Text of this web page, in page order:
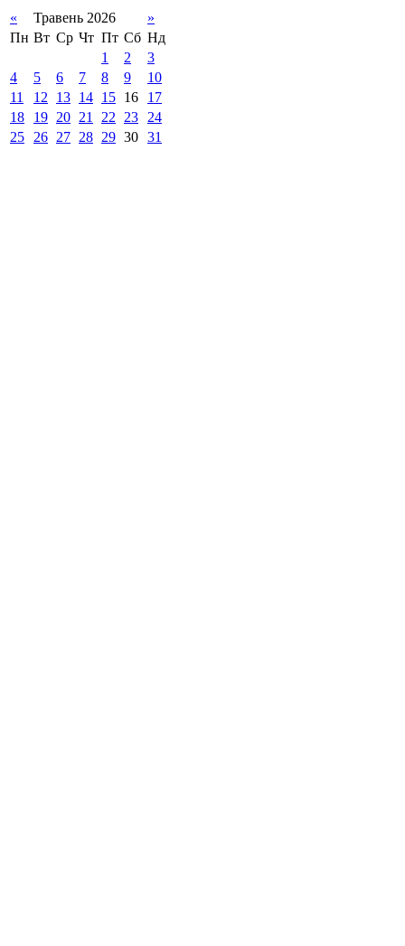
« Травень 2026
»
Пн Вт Ср Чт Пт Сб Нд
1
2
3
4
5 6 7 8 9
10
11
12 13 14 15 16
17
18
19 20 21 22 23
24
25
26 27 28 29 30 31